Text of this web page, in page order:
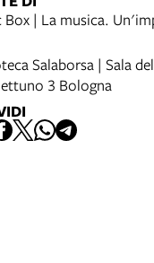
Box | La musica.
Salaborsa | Sala
3 Bologna